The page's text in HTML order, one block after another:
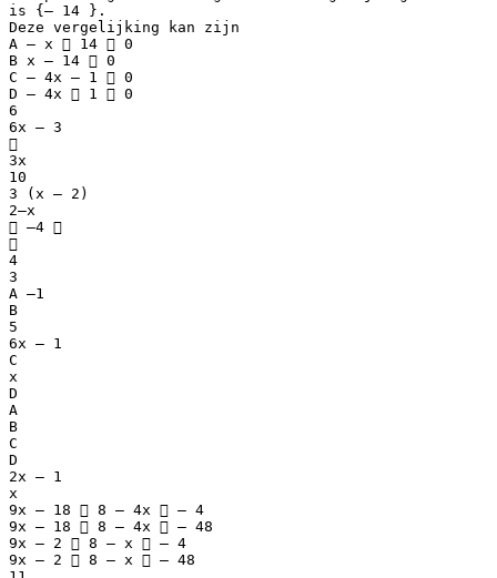
is {– 14 }.
Deze vergelijking kan zijn
A – x  14  0
B x – 14  0
C – 4x – 1  0
D – 4x  1  0
6
6x – 3

3x
10
3 (x – 2)
2–x
 –4 

4
3
A –1
B
5
6x – 1
C
x
D
A
B
C
D
2x – 1
x
9x – 18  8 – 4x  – 4
9x – 18  8 – 4x  – 48
9x – 2  8 – x  – 4
9x – 2  8 – x  – 48